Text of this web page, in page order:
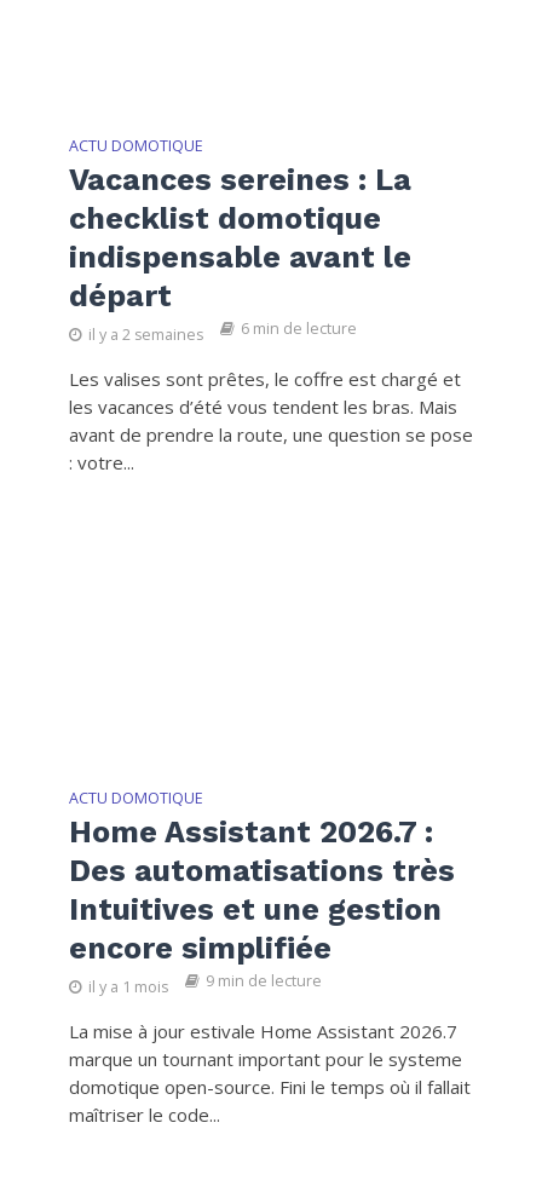
ACTU DOMOTIQUE
Vacances sereines : La
checklist domotique
indispensable avant le
départ
il y a 2 semaines 6 min de lecture
Les valises sont prêtes, le coffre est chargé et
les vacances d’été vous tendent les bras. Mais
avant de prendre la route, une question se pose
: votre...
ACTU DOMOTIQUE
Home Assistant 2026.7 :
Des automatisations très
Intuitives et une gestion
encore simplifiée
il y a 1 mois 9 min de lecture
La mise à jour estivale Home Assistant 2026.7
marque un tournant important pour le systeme
domotique open-source. Fini le temps où il fallait
maîtriser le code...